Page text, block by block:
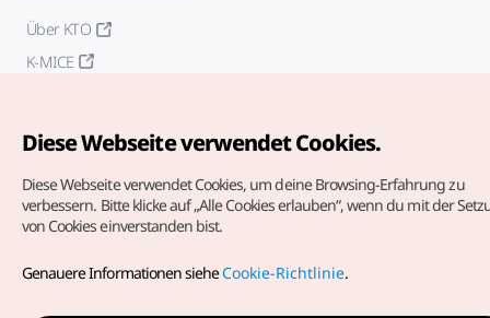
Über KTO
K-MICE
vorbehalten.
dieoffizielle E-Mail-Adresse
Diese Webseite verwendet Cookies.
Diese Webseite verwendet Cookies, um deine Browsing-Erfahrung zu
verbessern. Bitte klicke auf „Alle Cookies erlauben“, wenn du mit der
von Cookies einverstanden bist.
Genauere Informationen sieheCookie-Richtlinie.